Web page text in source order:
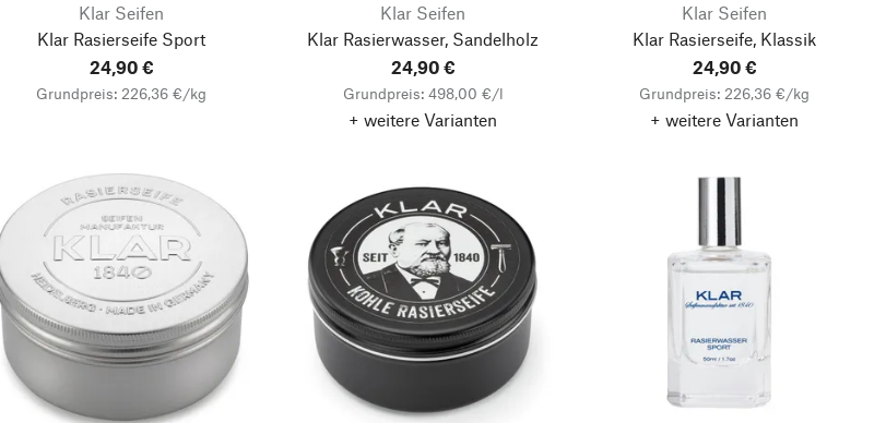
Klar Seifen
Klar Rasierseife Sport
24,90 €
Grundpreis: 226,36 €/kg
Klar Seifen
Klar Rasierwasser, Sandelholz
24,90 €
Grundpreis: 498,00 €/l
+ weitere Varianten
Klar Seifen
Klar Rasierseife, Klassik
24,90 €
Grundpreis: 226,36 €/kg
+ weitere Varianten